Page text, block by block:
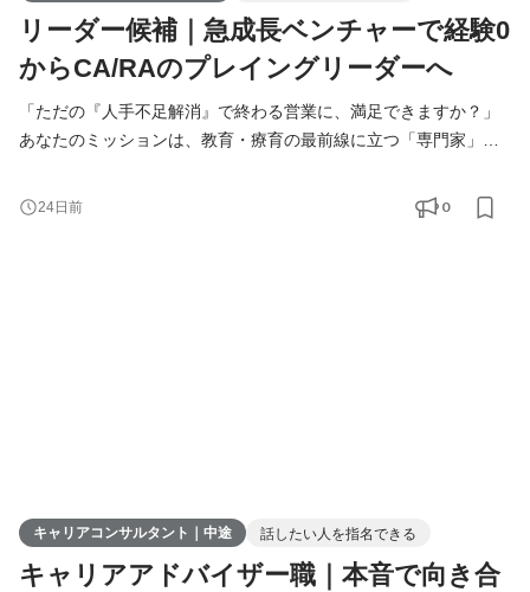
リーダー候補｜急成長ベンチャーで経験0
からCA/RAのプレイングリーダーへ
「ただの『人手不足解消』で終わる営業に、満足できますか？」
あなたのミッションは、教育・療育の最前線に立つ「専門家」の
ん。しかし、あなたの介在によって専門家のキャリアが輝き、現
場の質が変わる瞬間を目の当たりにできる。 本物の営業力と人間
24日前 0
キャリアコンサルタント｜中途 話したい人を指名できる
キャリアアドバイザー職｜本音で向き合